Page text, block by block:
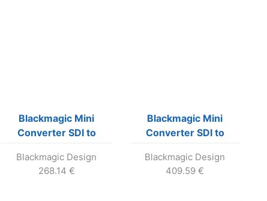
Blackmagic Mini
Converter SDI to
Blackmagic Design
268.14 €
Blackmagic Mini
Converter SDI to
Blackmagic Design
409.59 €